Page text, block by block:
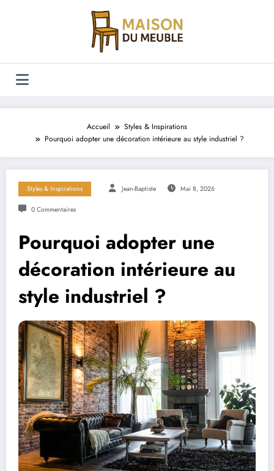
Accueil
Styles & Inspirations
Pourquoi adopter une décoration intérieure au style industriel ?
Styles & Inspirations Jean-Baptiste Mai 8, 2026
0 Commentaires
Pourquoi adopter une
décoration intérieure au
style industriel ?